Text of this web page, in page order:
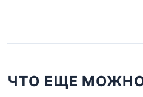
ЧТО ЕЩЕ